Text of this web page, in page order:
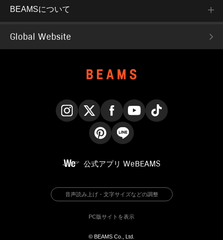
BEAMSについて
Global Website
公式アプリ WeBEAMS
音声読み上げ・文字サイズなどの調整
PC版サイトを表示
© BEAMS Co., Ltd.